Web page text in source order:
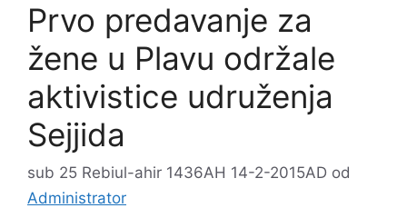
Prvo predavanje za
žene u Plavu održale
aktivistice udruženja
Sejjida
sub 25 Rebiul-ahir 1436AH 14-2-2015AD od
Administrator